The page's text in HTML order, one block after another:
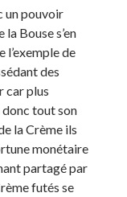
un pouvoir
Bouse s’en
de
des
car plus
donc tout son
la Crème ils
monétaire
partagé par
futés se